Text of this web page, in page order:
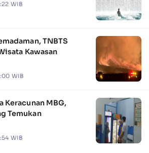
WIB
TNBTS
Kawasan
WIB
Keracunan MBG,
Temukan
WIB